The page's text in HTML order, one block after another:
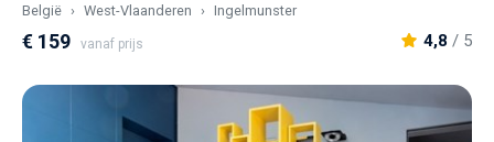
België West-Vlaanderen Ingelmunster
€ 159 vanaf prijs 4,8 / 5